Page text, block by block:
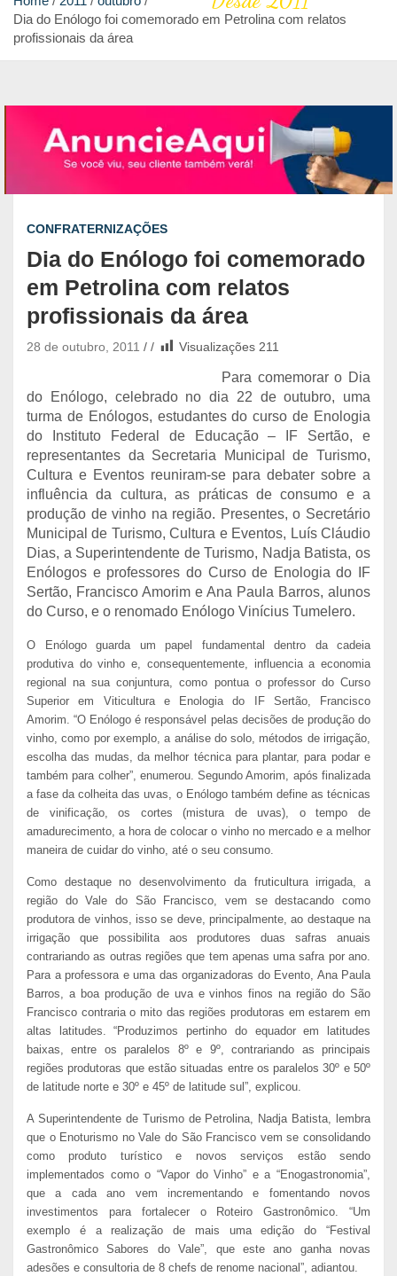
Dia do Enólogo foi comemorado em Petrolina com relatos
profissionais da área
CONFRATERNIZAÇÕES
Dia do Enólogo foi comemorado
em Petrolina com relatos
profissionais da área
28 de outubro, 2011 Visualizações 211
Para comemorar o Dia
do Enólogo, celebrado no dia 22 de outubro, uma
turma de Enólogos, estudantes do curso de Enologia
do Instituto Federal de Educação – IF Sertão, e
representantes da Secretaria Municipal de Turismo,
Cultura e Eventos reuniram-se para debater sobre a
influência da cultura, as práticas de consumo e a
produção de vinho na região. Presentes, o Secretário
Municipal de Turismo, Cultura e Eventos, Luís Cláudio
Dias, a Superintendente de Turismo, Nadja Batista, os
Enólogos e professores do Curso de Enologia do IF
Sertão, Francisco Amorim e Ana Paula Barros, alunos
do Curso, e o renomado Enólogo Vinícius Tumelero.
O Enólogo guarda um papel fundamental dentro da cadeia
produtiva do vinho e, consequentemente, influencia a economia
regional na sua conjuntura, como pontua o professor do Curso
Superior em Viticultura e Enologia do IF Sertão, Francisco
Amorim. “O Enólogo é responsável pelas decisões de produção do
vinho, como por exemplo, a análise do solo, métodos de irrigação,
escolha das mudas, da melhor técnica para plantar, para podar e
também para colher”, enumerou. Segundo Amorim, após finalizada
a fase da colheita das uvas, o Enólogo também define as técnicas
de vinificação, os cortes (mistura de uvas), o tempo de
amadurecimento, a hora de colocar o vinho no mercado e a melhor
maneira de cuidar do vinho, até o seu consumo.
Como destaque no desenvolvimento da fruticultura irrigada, a
região do Vale do São Francisco, vem se destacando como
produtora de vinhos, isso se deve, principalmente, ao destaque na
irrigação que possibilita aos produtores duas safras anuais
contrariando as outras regiões que tem apenas uma safra por ano.
Para a professora e uma das organizadoras do Evento, Ana Paula
Barros, a boa produção de uva e vinhos finos na região do São
Francisco contraria o mito das regiões produtoras em estarem em
altas latitudes. “Produzimos pertinho do equador em latitudes
baixas, entre os paralelos 8º e 9º, contrariando as principais
regiões produtoras que estão situadas entre os paralelos 30º e 50º
de latitude norte e 30º e 45º de latitude sul”, explicou.
A Superintendente de Turismo de Petrolina, Nadja Batista, lembra
que o Enoturismo no Vale do São Francisco vem se consolidando
como produto turístico e novos serviços estão sendo
implementados como o “Vapor do Vinho” e a “Enogastronomia”,
que a cada ano vem incrementando e fomentando novos
investimentos para fortalecer o Roteiro Gastronômico. “Um
exemplo é a realização de mais uma edição do “Festival
Gastronômico Sabores do Vale”, que este ano ganha novas
adesões e consultoria de 8 chefs de renome nacional”, adiantou.